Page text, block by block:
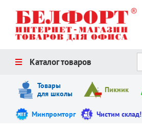
Каталог товаров
Товары
для школы
Пикник
Минпромторг Чистим склад!